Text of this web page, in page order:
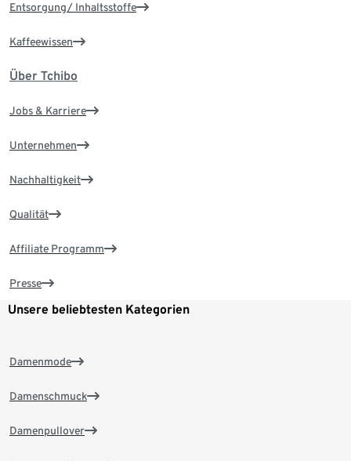
Entsorgung/ Inhaltsstoffe
Kaffeewissen
Über Tchibo
Jobs & Karriere
Unternehmen
Nachhaltigkeit
Qualität
Affiliate Programm
Presse
Unsere beliebtesten Kategorien
Damenmode
Damenschmuck
Damenpullover